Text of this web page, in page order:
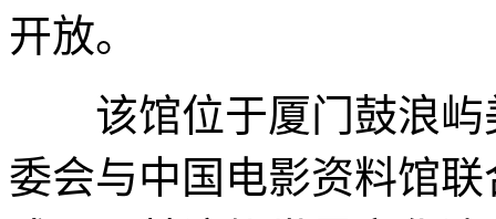
开放。
该馆位于厦门鼓浪屿
委会与中国电影资料馆